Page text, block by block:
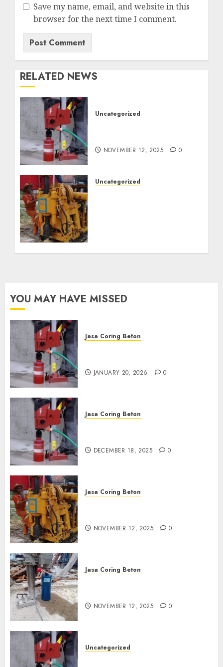
Save my name, email, and website in this
browser for the next time I comment.
RELATED NEWS
Uncategorized
NOVEMBER 12, 2025 0
Uncategorized
YOU MAY HAVE MISSED
Jasa Coring Beton
JANUARY 20, 2026 0
Jasa Coring Beton
DECEMBER 18, 2025 0
Jasa Coring Beton
NOVEMBER 12, 2025 0
Jasa Coring Beton
NOVEMBER 12, 2025 0
Uncategorized